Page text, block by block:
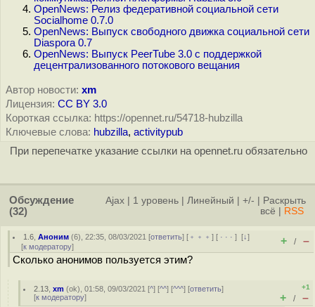
OpenNews: Релиз федеративной социальной сети
Socialhome 0.7.0
OpenNews: Выпуск свободного движка социальной сети
Diaspora 0.7
OpenNews: Выпуск PeerTube 3.0 с поддержкой
децентрализованного потокового вещания
Автор новости: xm
Лицензия: CC BY 3.0
Короткая ссылка: https://opennet.ru/54718-hubzilla
Ключевые слова: hubzilla, activitypub
При перепечатке указание ссылки на opennet.ru обязательно
Обсуждение
(32)
Ajax 1 уровень Линейный +/-
Раскрыть
всё
RSS
1.6 ,Аноним (6), 22:35, 08/03/2021 [ответить] [ ﹢﹢﹢] [ · · ·][↓]
[к модератору] + / –
Сколько анонимов пользуется этим?
2.13 ,xm (ok), 01:58, 09/03/2021 [^] [^^] [^^^] [ответить]
[к модератору]
+1
+ / –